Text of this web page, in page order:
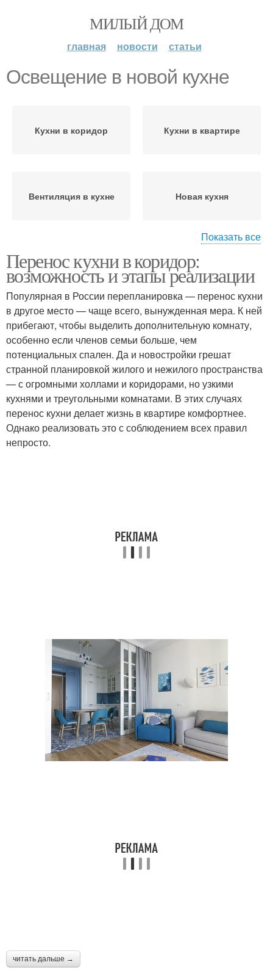
МИЛЫЙ ДОМ
главная новости статьи
Освещение в новой кухне
Кухни в коридор Кухни в квартире
Вентиляция в кухне Новая кухня
Хранения в новой кухне Кухни в жилую комнату
Оборудование для
новой кухни
Посуды в новой кухне
Зоны на кухне Комната для кухни
Показать все
Перенос кухни в коридор:
возможность и этапы реализации
Популярная в России перепланировка — перенос кухни
в другое место — чаще всего, вынужденная мера. К ней
прибегают, чтобы выделить дополнительную комнату,
особенно если членов семьи больше, чем
потенциальных спален. Да и новостройки грешат
странной планировкой жилого и нежилого пространства
— с огромными холлами и коридорами, но узкими
кухнями и треугольными комнатами. В этих случаях
перенос кухни делает жизнь в квартире комфортнее.
Однако реализовать это с соблюдением всех правил
непросто.
читать дальше →